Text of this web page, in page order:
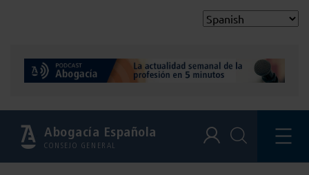
Abogacía Española
CONSEJO GENERAL